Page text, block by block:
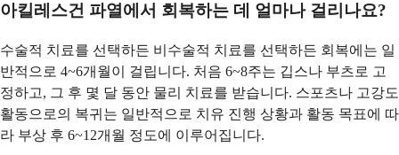
아킬레스건 파열에서 회복하는 데 얼마나 걸리나요?
수술적 치료를 선택하든 비수술적 치료를 선택하든 회복에는 일
반적으로 4~6개월이 걸립니다. 처음 6~8주는 깁스나 부츠로 고
정하고, 그 후 몇 달 동안 물리 치료를 받습니다. 스포츠나 고강도
활동으로의 복귀는 일반적으로 치유 진행 상황과 활동 목표에 따
라 부상 후 6~12개월 정도에 이루어집니다.